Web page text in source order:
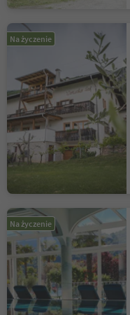
Na życzenie
Na życzenie